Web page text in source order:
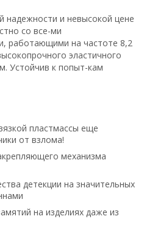
надежности и невысокой цене
со все-ми
работающими на частоте 8,2
эластичного
Устойчив к попыт-кам
пластмассы еще
от взлома!
механизма
детекции на значительных
на изделиях даже из